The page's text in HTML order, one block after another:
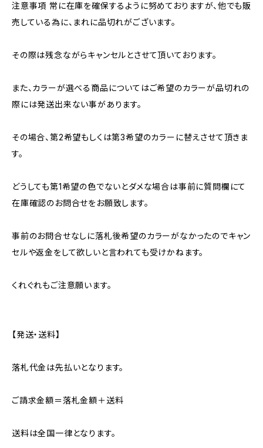
注意事項 常に在庫を確保するように努めておりますが、他でも販
売している為に、まれに品切れがございます。
その際は残念ながらキャンセルとさせて頂いております。
また、カラーが選べる商品についてはご希望のカラーが品切れの
際には発送出来ない事があります。
その場合、第2希望もしくは第3希望のカラーに替えさせて頂きま
す。
どうしても第1希望の色でないとダメな場合は事前に質問欄にて
在庫確認のお問合せをお願致します。
事前のお問合せなしに落札後希望のカラーがなかったのでキャン
セルや返金をして欲しいと言われても受けかねます。
くれぐれもご注意願います。
【発送・送料】
落札代金は先払いとなります。
ご請求金額＝落札金額＋送料
送料は全国一律となります。